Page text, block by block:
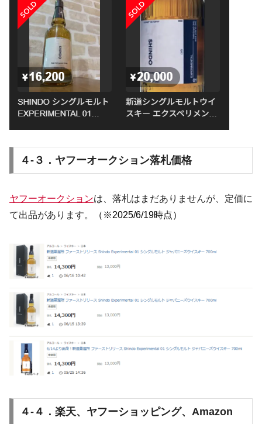
４-３．ヤフーオークション落札価格
ヤフーオークションは、落札はまだありませんが、定価に
て出品があります。
（※2025/6/19時点）
４-４．楽天、ヤフーショッピング、Amazon